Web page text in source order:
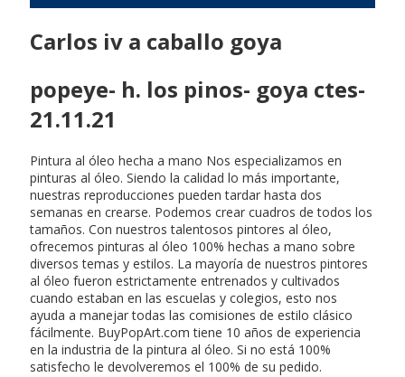
Carlos iv a caballo goya
popeye- h. los pinos- goya ctes-
21.11.21
Pintura al óleo hecha a mano Nos especializamos en
pinturas al óleo. Siendo la calidad lo más importante,
nuestras reproducciones pueden tardar hasta dos
semanas en crearse. Podemos crear cuadros de todos los
tamaños. Con nuestros talentosos pintores al óleo,
ofrecemos pinturas al óleo 100% hechas a mano sobre
diversos temas y estilos. La mayoría de nuestros pintores
al óleo fueron estrictamente entrenados y cultivados
cuando estaban en las escuelas y colegios, esto nos
ayuda a manejar todas las comisiones de estilo clásico
fácilmente. BuyPopArt.com tiene 10 años de experiencia
en la industria de la pintura al óleo. Si no está 100%
satisfecho le devolveremos el 100% de su pedido.